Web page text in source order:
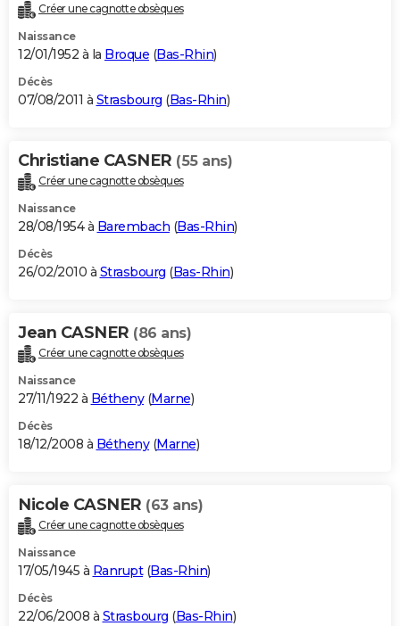
Créer une cagnotte obsèques
Naissance
12/01/1952 à la Broque (Bas-Rhin)
Décès
07/08/2011 à Strasbourg (Bas-Rhin)
Christiane CASNER (55 ans)
Créer une cagnotte obsèques
Naissance
28/08/1954 à Barembach (Bas-Rhin)
Décès
26/02/2010 à Strasbourg (Bas-Rhin)
Jean CASNER (86 ans)
Créer une cagnotte obsèques
Naissance
27/11/1922 à Bétheny(Marne)
Décès
18/12/2008 à Bétheny(Marne)
Nicole CASNER (63 ans)
Créer une cagnotte obsèques
Naissance
17/05/1945 à Ranrupt(Bas-Rhin)
Décès
22/06/2008 à Strasbourg (Bas-Rhin)